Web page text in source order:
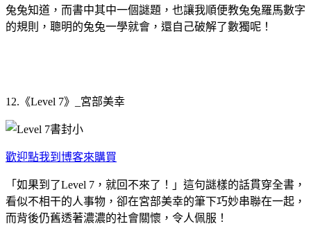
兔兔知道，而書中其中一個謎題，也讓我順便教兔兔羅馬數字
的規則，聰明的兔兔一學就會，還自己破解了數獨呢！
12.《Level 7》_宮部美幸
歡迎點我到博客來購買
「如果到了Level 7，就回不來了！」這句謎樣的話貫穿全書，
看似不相干的人事物，卻在宮部美幸的筆下巧妙串聯在一起，
而背後仍舊透著濃濃的社會關懷，令人佩服！